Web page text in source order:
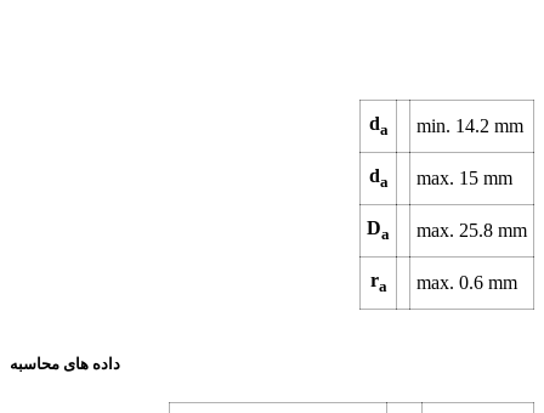
da min. 14.2 mm
da max. 15 mm
Da max. 25.8 mm
ra max. 0.6 mm
داده های محاسبه